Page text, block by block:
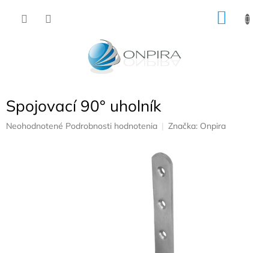
Spojovací 90° uholník
Priemerné
Neohodnotené Podrobnosti hodnotenia Značka: Onpira